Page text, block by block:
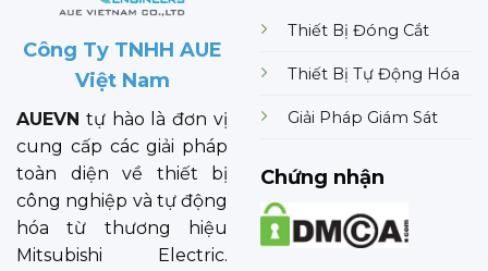
Công Ty TNHH AUE
Việt Nam
AUEVN tự hào là đơn vị
cung cấp các giải pháp
toàn diện về thiết bị
công nghiệp và tự động
hóa từ thương hiệu
Mitsubishi Electric.
Thiết Bị Đóng Cắt
Thiết Bị Tự Động Hóa
Giải Pháp Giám Sát
Chứng nhận